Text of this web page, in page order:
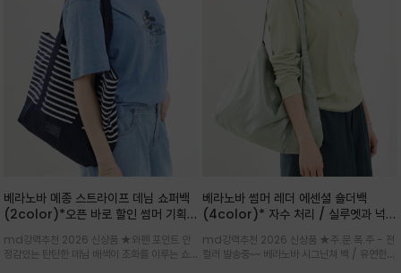
베라노바 메종 스트라이프 데님 쇼퍼백
(2color)*오픈 바로 할인 썸머 기획
말 모임룩, 여행룩까지 ~
md강력추천 2026 신상품 ★와펜 포인트 안
정감있는 탄탄한 데님 배색이 조화를 이루는 쇼
베라노바 썸머 레더 에센셜 숄더백
(4color)* 자수 처리 / 실루엣과 넉넉
셜 숄더백
md강력추천 2026 신상품 ★주.문.폭.주 - 전
컬러 발송중~~ 베라노바 시그닌쳐 백 / 유연한